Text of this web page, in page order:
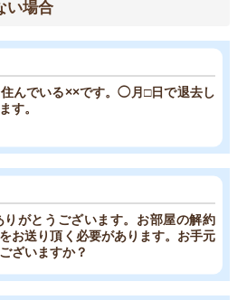
い場合
んでいる××です。◯月□日で退去し
す。
がとうございます。お部屋の解約
お送り頂く必要があります。お手元
ざいますか？